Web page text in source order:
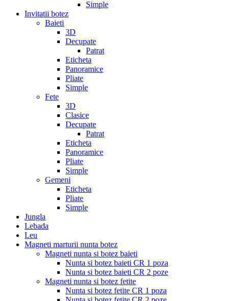
Simple
Invitatii botez
Baieti
3D
Decupate
Patrat
Eticheta
Panoramice
Pliate
Simple
Fete
3D
Clasice
Decupate
Patrat
Eticheta
Panoramice
Pliate
Simple
Gemeni
Eticheta
Pliate
Simple
Jungla
Lebada
Leu
Magneti marturii nunta botez
Magneti nunta si botez baieti
Nunta si botez baieti CR 1 poza
Nunta si botez baieti CR 2 poze
Magneti nunta si botez fetite
Nunta si botez fetite CR 1 poza